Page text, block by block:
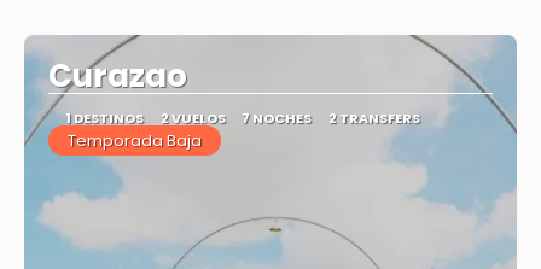
Curazao
1 DESTINOS 2 VUELOS 7 NOCHES 2 TRANSFERS
Temporada Baja